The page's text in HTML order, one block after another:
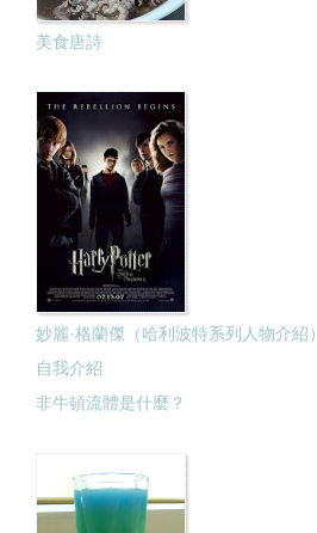
美食唐詩
妙麗·格蘭傑（哈利波特系列人物介紹）
自我介紹
非牛頓流體是什麼？